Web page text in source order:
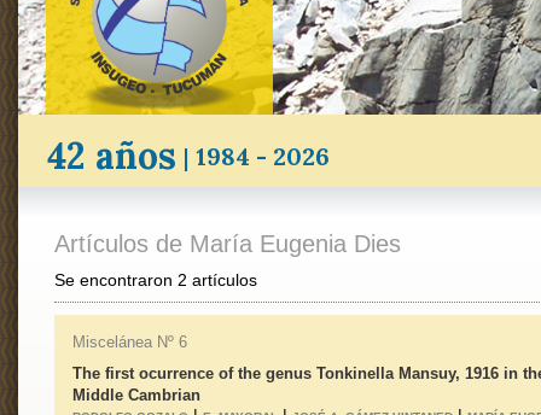
42 años | 1984 - 2026
Artículos de María Eugenia Dies
Se encontraron 2 artículos
Miscelánea Nº 6
The first ocurrence of the genus Tonkinella Mansuy, 1916 in
Middle Cambrian